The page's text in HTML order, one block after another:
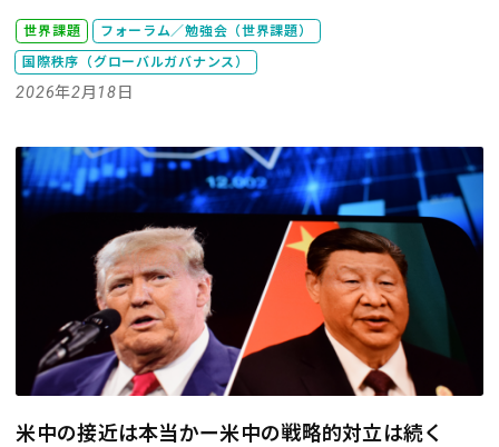
世界課題 フォーラム／勉強会（世界課題）
国際秩序（グローバルガバナンス）
2026年2月18日
米中の接近は本当かー米中の戦略的対立は続く